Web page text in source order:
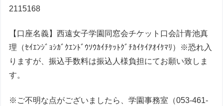
2115168
【口座名義】西遠女子学園同窓会チケット口会計青池真
理（ｾｲｴﾝｼﾞｮｼｶﾞｸｴﾝﾄﾞｳｿｳｶｲﾁｹｯﾄｸﾞﾁｶｲｹｲｱｵｲｹﾏﾘ）※恐れ入
りますが、振込手数料は振込人様負担にてお願い致しま
す。
※ご不明な点がございましたら、学園事務室（053-461-